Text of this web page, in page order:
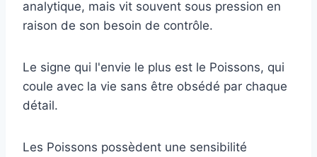
analytique, mais vit souvent sous pression en
raison de son besoin de contrôle.
Le signe qui l'envie le plus est le Poissons, qui
coule avec la vie sans être obsédé par chaque
détail.
Les Poissons possèdent une sensibilité